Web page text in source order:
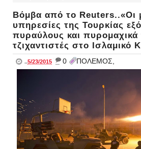
Βόμβα από το Reuters..«Οι
υπηρεσίες της Τουρκίας
πυραύλους και πυρομαχικά
τζιχαντιστές στο Ισλαμικό
..5/23/2015 _ 0 ΠΟΛΕΜΟΣ,